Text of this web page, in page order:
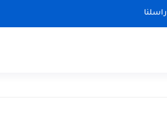
راسلنا